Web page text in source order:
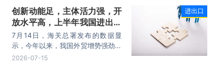
进口规模均创历史同期新高，外贸运
行呈现“稳中有进，进中提质”的良好
态势。
创新动能足，主体活力强，开
放水平高，上半年我国进出口
规模首次突破25万亿元
7月14日，海关总署发布的数据显
示，今年以来，我国外贸增势强劲、
走势稳健。据海关统计，今年上半
2026-07-15
进出口